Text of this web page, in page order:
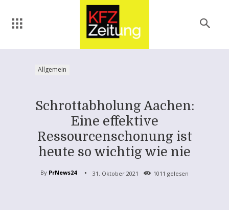
Allgemein
Schrottabholung Aachen:
Eine effektive
Ressourcenschonung ist
heute so wichtig wie nie
By PrNews24 31. Oktober 2021 1011 gelesen